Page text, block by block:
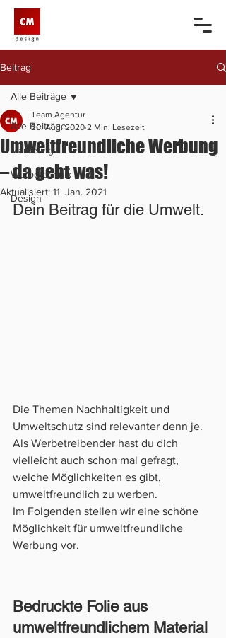
Beitrag
Alle Beiträge
Marketing
Werbetechnik
Design
Alle Beiträge
Umweltfreundliche Werbung
– da geht was!
Team Agentur
26. Aug. 2020 2 Min. Lesezeit
Aktualisiert: 11. Jan. 2021
Dein Beitrag für die Umwelt.
Die Themen Nachhaltigkeit und
Umweltschutz sind relevanter denn je.
Als Werbetreibender hast du dich
vielleicht auch schon mal gefragt,
welche Möglichkeiten es gibt,
umweltfreundlich zu werben.
Im Folgenden stellen wir eine schöne
Möglichkeit für umweltfreundliche
Werbung vor.
Bedruckte Folie aus
umweltfreundlichem Material